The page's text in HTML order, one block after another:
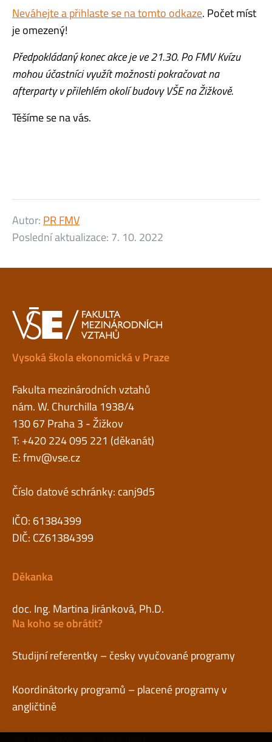
Neváhejte a přihlaste se na tomto odkaze. Počet míst
je omezený!
Předpokládaný konec akce je ve 21.30. Po FMV Kvízu
mohou účastníci využít možnosti pokračovat na
afterparty v přilehlém okolí budovy VŠE na Žižkově.
Těšíme se na vás.
Autor: PR FMV
Poslední aktualizace: 7. 10. 2022
Vysoká škola ekonomická v Praze
Fakulta mezinárodních vztahů
nám. W. Churchilla 1938/4
130 67 Praha 3 - Žižkov
T: +420 224 095 221 (děkanát)
E:fmv@vse.cz
Číslo datové schránky: canj9d5
IČO: 61384399
DIČ: CZ61384399
Děkanka
doc. Ing. Martina Jiránková, Ph.D.
Na koho se obrátit?
Studijní referentky – česky vyučované programy
Koordinátorky programů – placené programy v
angličtině